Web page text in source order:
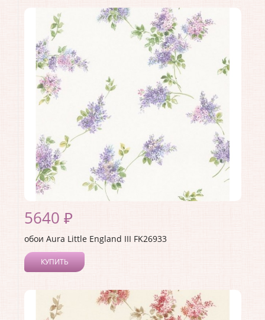
5640 ₽
обои Aura Little England III FK26933
КУПИТЬ